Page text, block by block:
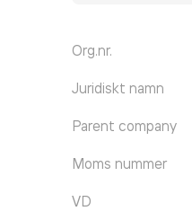
Org.nr.
Juridiskt namn
Parent company
Moms nummer
VD